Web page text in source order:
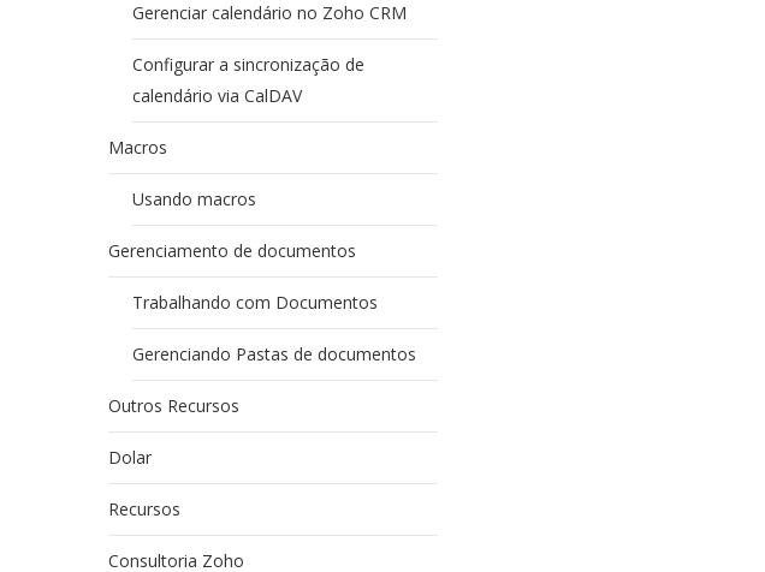
Gerenciar calendário no Zoho CRM
Configurar a sincronização de
calendário via CalDAV
Macros
Usando macros
Gerenciamento de documentos
Trabalhando com Documentos
Gerenciando Pastas de documentos
Outros Recursos
Dolar
Recursos
Consultoria Zoho